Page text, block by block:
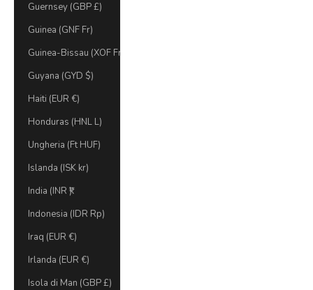
Guernsey (GBP £)
Guinea (GNF Fr)
Guinea-Bissau (XOF Fr)
Guyana (GYD $)
Haiti (EUR €)
Honduras (HNL L)
Ungheria (Ft HUF)
Islanda (ISK kr)
India (INR ₹)
Indonesia (IDR Rp)
Iraq (EUR €)
Irlanda (EUR €)
Isola di Man (GBP £)